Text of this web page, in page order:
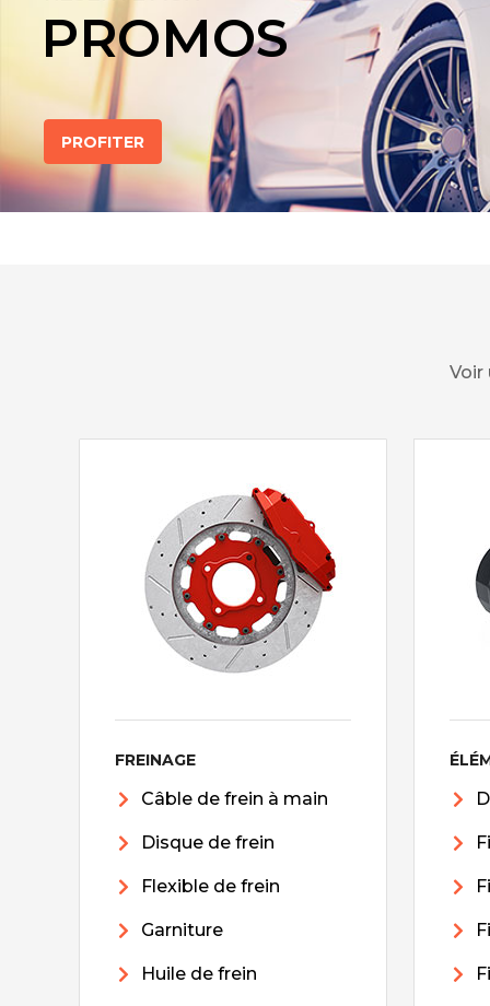
PROMOS
PROFITER
Voir
FREINAGE
Câble de frein à main
Disque de frein
Flexible de frein
Garniture
Huile de frein